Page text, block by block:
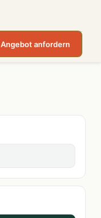
Angebot anfordern